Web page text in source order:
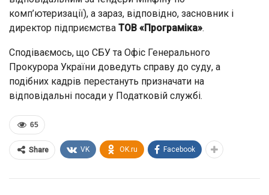
комп’ютеризації), а зараз, відповідно, засновник і
директор підприємства ТОВ «Програміка».
Сподіваємось, що СБУ та Офіс Генерального
Прокурора України доведуть справу до суду, а
подібних кадрів перестануть призначати на
відповідальні посади у Податковій службі.
65
Share VK OK.ru Facebook